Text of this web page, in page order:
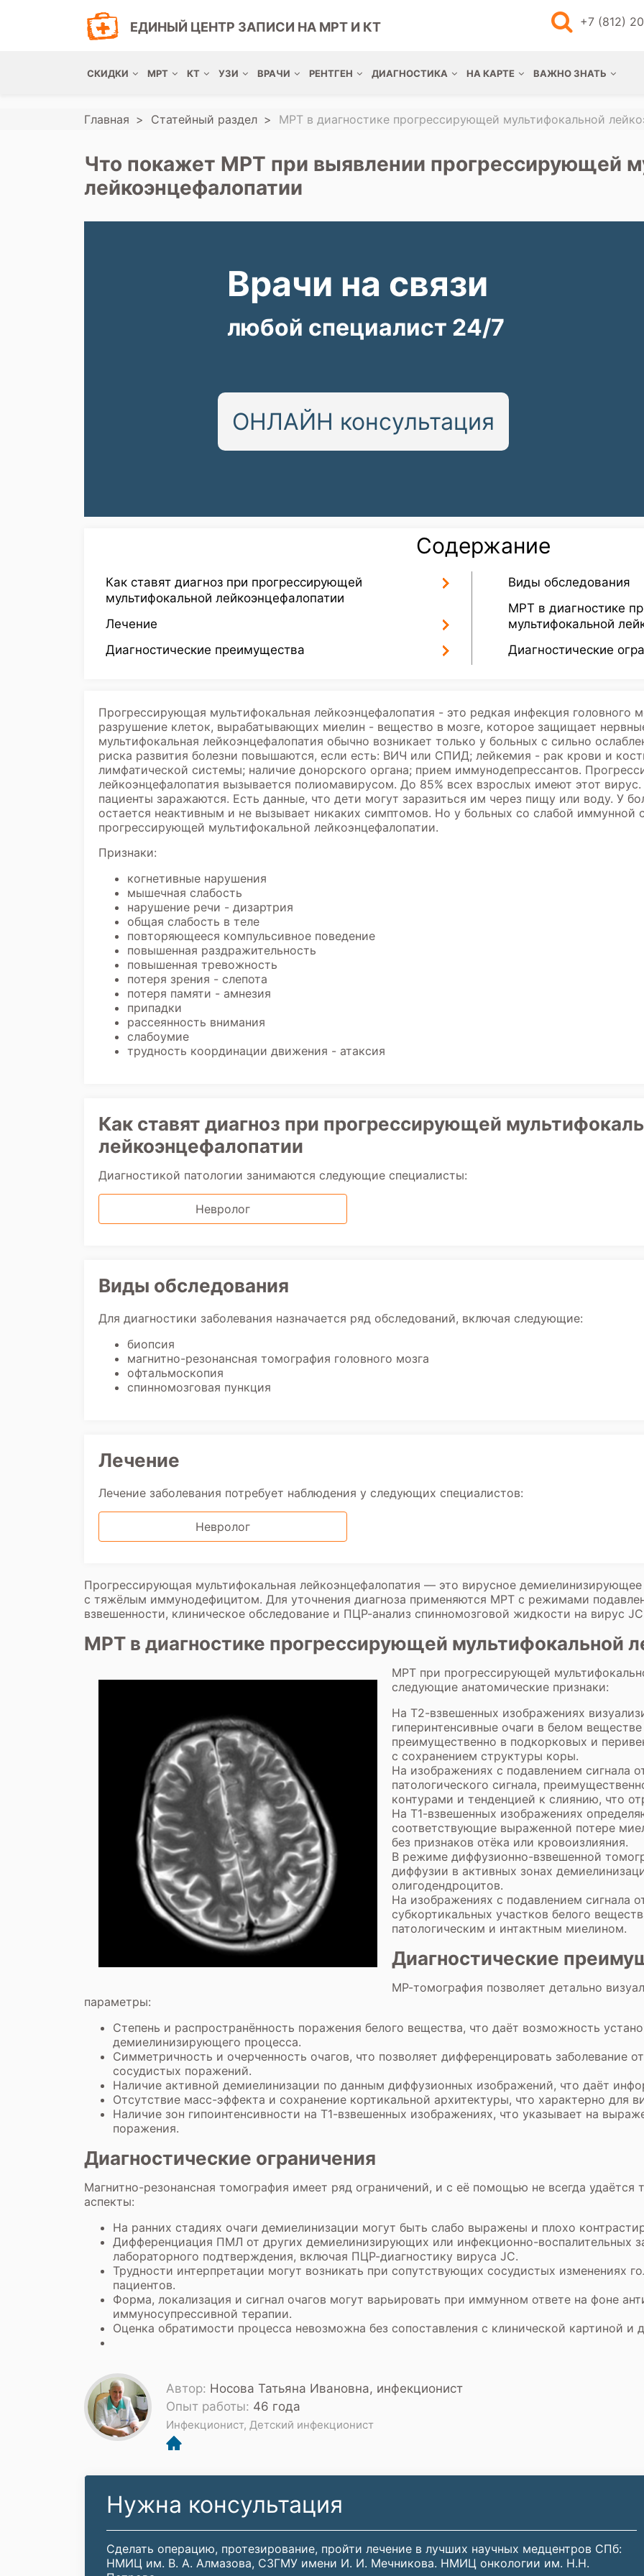
ЕДИНЫЙ ЦЕНТР ЗАПИСИ НА МРТ И КТ +7 (812)
СКИДКИ МРТ КТ УЗИ ВРАЧИ РЕНТГЕН ДИАГНОСТИКА НА КАРТЕ ВАЖНО ЗНАТЬ
Главная Статейный раздел МРТ в диагностике прогрессирующей мультифокальной
Что покажет МРТ при выявлении прогрессирующей
лейкоэнцефалопатии
ОНЛАЙН консультация
Врачи на связи
любой специалист 24/7
Содержание
Как ставят диагноз при прогрессирующей
мультифокальной лейкоэнцефалопатии
Лечение
Диагностические преимущества
Виды обследования
МРТ в диагностике
мультифокальной
Диагностические
Прогрессирующая мультифокальная лейкоэнцефалопатия - это редкая инфекция головного
разрушение клеток, вырабатывающих миелин - вещество в мозге, которое защищает
мультифокальная лейкоэнцефалопатия обычно возникает только у больных с сильно
риска развития болезни повышаются, если есть: ВИЧ или СПИД; лейкемия - рак крови и
лимфатической системы; наличие донорского органа; прием иммунодепрессантов.
лейкоэнцефалопатия вызывается полиомавирусом. До 85% всех взрослых имеют этот
пациенты заражаются. Есть данные, что дети могут заразиться им через пищу или воду. У
остается неактивным и не вызывает никаких симптомов. Но у больных со слабой иммунной
прогрессирующей мультифокальной лейкоэнцефалопатии.
Признаки:
когнетивные нарушения
мышечная слабость
нарушение речи - дизартрия
общая слабость в теле
повторяющееся компульсивное поведение
повышенная раздражительность
повышенная тревожность
потеря зрения - слепота
потеря памяти - амнезия
припадки
рассеянность внимания
слабоумие
трудность координации движения - атаксия
Как ставят диагноз при прогрессирующей
лейкоэнцефалопатии
Диагностикой патологии занимаются следующие специалисты:
Невролог
Виды обследования
Для диагностики заболевания назначается ряд обследований, включая следующие:
биопсия
магнитно-резонансная томография головного мозга
офтальмоскопия
спинномозговая пункция
Лечение
Лечение заболевания потребует наблюдения у следующих специалистов:
Невролог
Прогрессирующая мультифокальная лейкоэнцефалопатия — это вирусное
с тяжёлым иммунодефицитом. Для уточнения диагноза применяются МРТ с режимами
взвешенности, клиническое обследование и ПЦР-анализ спинномозговой жидкости на вирус
МРТ в диагностике прогрессирующей мультифокальной
МРТ при прогрессирующей
следующие анатомические признаки:
На Т2-взвешенных изображениях
гиперинтенсивные очаги в белом
преимущественно в подкорковых и
с сохранением структуры коры.
На изображениях с подавлением сигнала
патологического сигнала,
контурами и тенденцией к слиянию, что
На Т1-взвешенных изображениях
соответствующие выраженной потере
без признаков отёка или кровоизлияния.
В режиме диффузионно-взвешенной
диффузии в активных зонах
олигодендроцитов.
На изображениях с подавлением сигнала
субкортикальных участков белого
патологическим и интактным миелином.
Диагностические
МР-томография позволяет детально
параметры:
Степень и распространённость поражения белого вещества, что даёт возможность
демиелинизирующего процесса.
Симметричность и очерченность очагов, что позволяет дифференцировать заболевание
сосудистых поражений.
Наличие активной демиелинизации по данным диффузионных изображений, что даёт
Отсутствие масс-эффекта и сохранение кортикальной архитектуры, что характерно для
Наличие зон гипоинтенсивности на Т1-взвешенных изображениях, что указывает на
поражения.
Диагностические ограничения
Магнитно-резонансная томография имеет ряд ограничений, и с её помощью не всегда удаётся
аспекты:
На ранних стадиях очаги демиелинизации могут быть слабо выражены и плохо
Дифференциация ПМЛ от других демиелинизирующих или инфекционно-воспалительных
лабораторного подтверждения, включая ПЦР-диагностику вируса JC.
Трудности интерпретации могут возникать при сопутствующих сосудистых изменениях
пациентов.
Форма, локализация и сигнал очагов могут варьировать при иммунном ответе на фоне
иммуносупрессивной терапии.
Оценка обратимости процесса невозможна без сопоставления с клинической картиной и
Автор: Носова Татьяна Ивановна, инфекционист
Опыт работы: 46 года
Инфекционист, Детский инфекционист
Нужна консультация
Сделать операцию, протезирование, пройти лечение в лучших научных медцентров СПб:
НМИЦ им. В. А. Алмазова, СЗГМУ имени И. И. Мечникова. НМИЦ онкологии им. Н.Н.